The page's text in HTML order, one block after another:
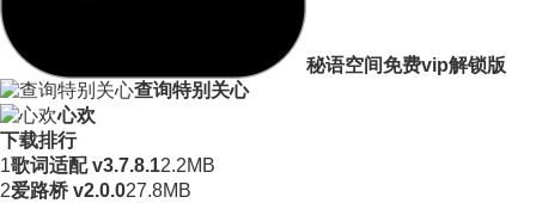
秘语空间免费vip解锁版
查询特别关心
心欢
下载排行
1歌词适配 v3.7.8.12.2MB
2爱路桥 v2.0.027.8MB